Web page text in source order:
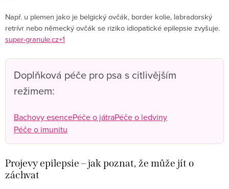
Např. u plemen jako je belgický ovčák, border kolie, labradorský
retrívr nebo německý ovčák se riziko idiopatické epilepsie zvyšuje.
super-granule.cz+1
Doplňková péče pro psa s citlivějším
režimem:
Bachovy esencePéče o játraPéče o ledviny
Péče o imunitu
Projevy epilepsie – jak poznat, že může jít o
záchvat